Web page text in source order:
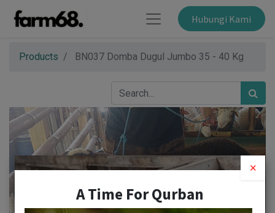
Hubungi Kami
Products BN037 Domba Dugul Jumbo 35 - 40 Kg
×
A Time For Qurban